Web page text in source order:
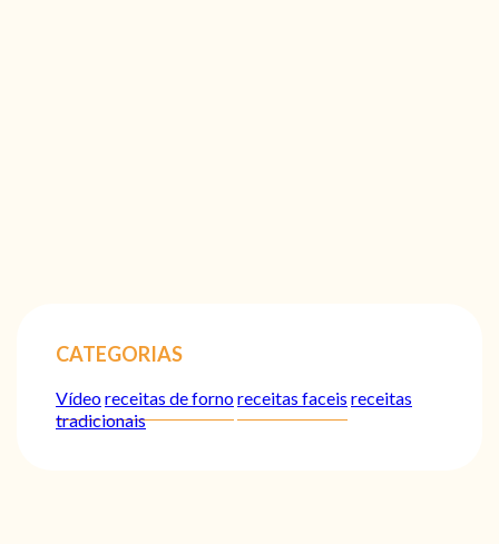
CATEGORIAS
Vídeoreceitas de fornoreceitas faceis receitas
tradicionais